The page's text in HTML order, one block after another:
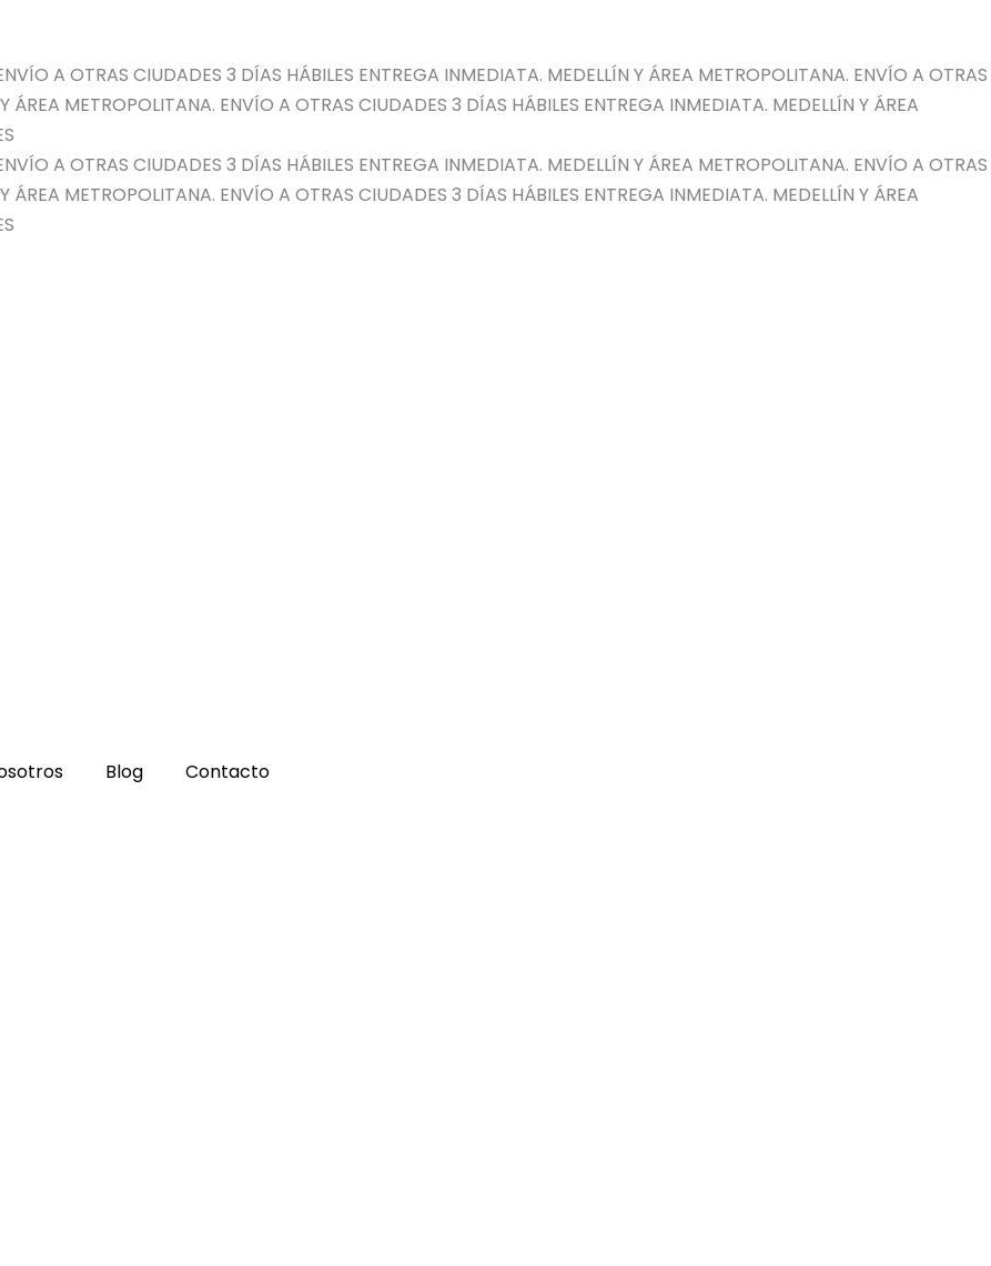
A OTRAS CIUDADES 3 DÍAS HÁBILES ENTREGA INMEDIATA. MEDELLÍN Y ÁREA METROPOLITANA. ENVÍO A OTRAS
ÁREA METROPOLITANA. ENVÍO A OTRAS CIUDADES 3 DÍAS HÁBILES ENTREGA INMEDIATA. MEDELLÍN Y ÁREA
A OTRAS CIUDADES 3 DÍAS HÁBILES ENTREGA INMEDIATA. MEDELLÍN Y ÁREA METROPOLITANA. ENVÍO A OTRAS
ÁREA METROPOLITANA. ENVÍO A OTRAS CIUDADES 3 DÍAS HÁBILES ENTREGA INMEDIATA. MEDELLÍN Y ÁREA
Blog Contacto